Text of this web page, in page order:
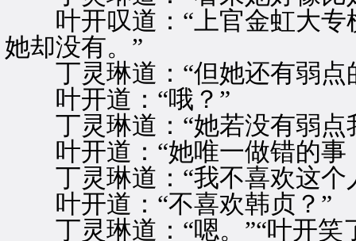
叶开叹道：“上官金虹大专
她却没有。”
丁灵琳道：“但她还有弱点
叶开道：“哦？”
丁灵琳道：“她若没有弱点
叶开道：“她唯一做错的事
丁灵琳道：“我不喜欢这个
叶开道：“不喜欢韩贞？”
丁灵琳道：“嗯。”“叶开笑